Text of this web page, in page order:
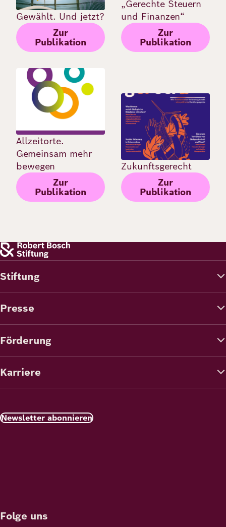
Gewählt. Und jetzt?
Zur
Publikation
„Gerechte Steuern
und Finanzen“
Zur
Publikation
Bild
Allzeitorte.
Gemeinsam mehr
bewegen
Zur
Publikation
Bild
Zukunftsgerecht
Zur
Publikation
Stiftung
Presse
Förderung
Karriere
Newsletter abonnieren
Folge uns